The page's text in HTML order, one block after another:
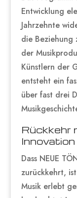
Entwicklung
Jahrzehnte
die Beziehung
der
Künstlern der
entsteht ein
über fast drei
Rückkehr
Innovation
Dass NEUE
zurückkehrt,
Musik erlebt